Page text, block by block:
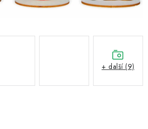
Obchodní podmínky
+ další (9)